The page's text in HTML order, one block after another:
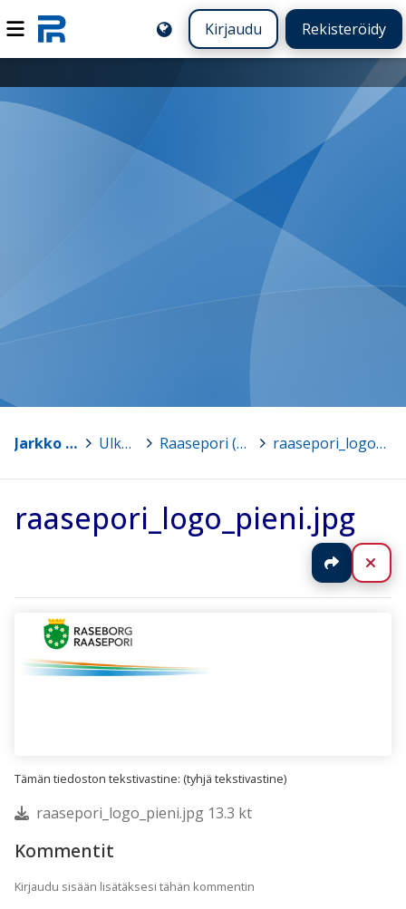
Kirjaudu Rekisteröidy
Jarkko Lampinen > Ulkoasut > Raasepori (Teron tekemä) raasepori_logo_pieni.jpg
raasepori_logo_pieni.jpg
Jaa
Tämän tiedoston tekstivastine: (tyhjä tekstivastine)
raasepori_logo_pieni.jpg 13.3 kt
Kommentit
Kirjaudu sisään lisätäksesi tähän kommentin